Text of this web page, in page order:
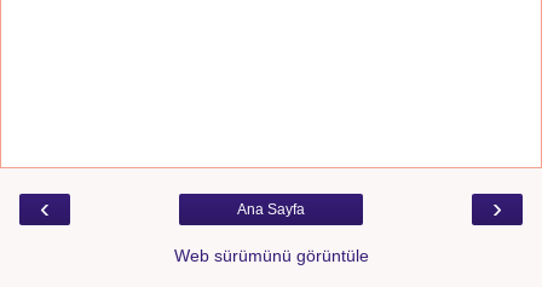
‹ ›
Ana Sayfa
Web sürümünü görüntüle